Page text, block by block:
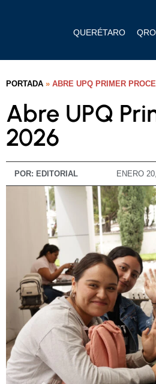
QUERÉTARO
PORTADA » ABRE UPQ PRIMER
Abre UPQ
2026
POR: EDITORIAL ENERO